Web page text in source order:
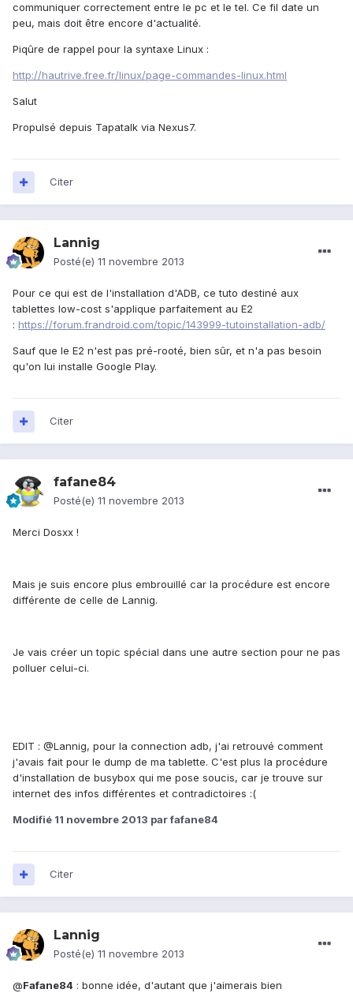
communiquer correctement entre le pc et le tel. Ce fil date un
peu, mais doit être encore d'actualité.
Piqûre de rappel pour la syntaxe Linux :
http://hautrive.free.fr/linux/page-commandes-linux.html
Salut
Propulsé depuis Tapatalk via Nexus7.
Citer
Lannig
Posté(e) 11 novembre 2013
Pour ce qui est de l'installation d'ADB, ce tuto destiné aux
tablettes low-cost s'applique parfaitement au E2
: https://forum.frandroid.com/topic/143999-tutoinstallation-adb/
Sauf que le E2 n'est pas pré-rooté, bien sûr, et n'a pas besoin
qu'on lui installe Google Play.
Citer
fafane84
Posté(e) 11 novembre 2013
Merci Dosxx !
Mais je suis encore plus embrouillé car la procédure est encore
différente de celle de Lannig.
Je vais créer un topic spécial dans une autre section pour ne pas
polluer celui-ci.
EDIT : @Lannig, pour la connection adb, j'ai retrouvé comment
j'avais fait pour le dump de ma tablette. C'est plus la procédure
d'installation de busybox qui me pose soucis, car je trouve sur
internet des infos différentes et contradictoires :(
Modifié 11 novembre 2013 par fafane84
Citer
Lannig
Posté(e) 11 novembre 2013
@Fafane84 : bonne idée, d'autant que j'aimerais bien